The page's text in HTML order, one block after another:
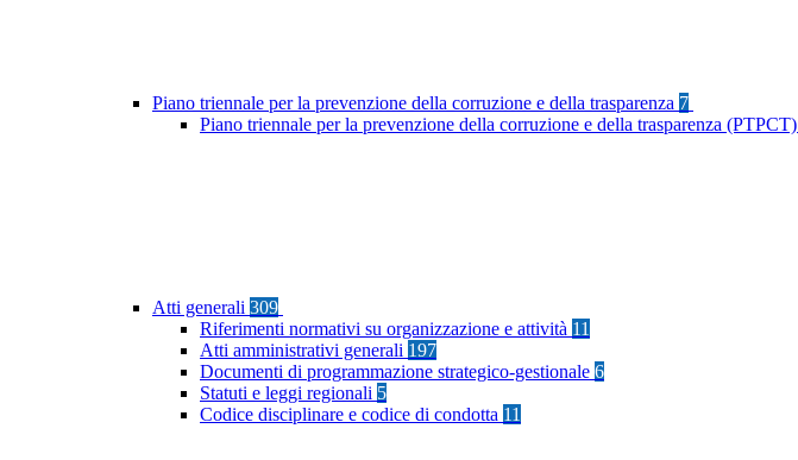
Piano triennale per la prevenzione della corruzione e della trasparenza 7
Piano triennale per la prevenzione della corruzione e della trasparenza (PTPCT)
Atti generali 309
Riferimenti normativi su organizzazione e attività 11
Atti amministrativi generali 197
Documenti di programmazione strategico-gestionale 6
Statuti e leggi regionali 5
Codice disciplinare e codice di condotta 11